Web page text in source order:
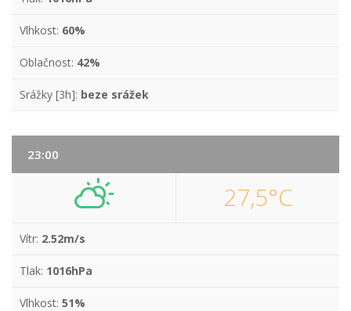
Vlhkost: 60%
Oblačnost: 42%
Srážky [3h]: beze srážek
23:00
27,5°C
Vítr: 2.52m/s
Tlak: 1016hPa
Vlhkost: 51%